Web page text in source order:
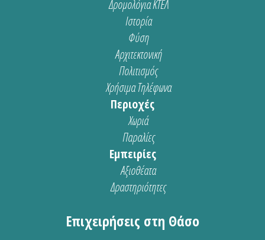
Δρομολόγια ΚΤΕΛ
Ιστορία
Φύση
Αρχιτεκτονική
Πολιτισμός
Χρήσιμα Τηλέφωνα
Περιοχές
Χωριά
Παραλίες
Εμπειρίες
Αξιοθέατα
Δραστηριότητες
Επιχειρήσεις στη Θάσο